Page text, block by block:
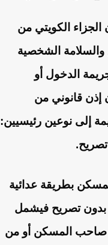
الكويتي من
والسلامة الشخصية
الدخول أو
قانوني من
إلى نوعين رئيسيين:
بطريقة عدائية
بدون تصريح فيشمل
المسكن أو من